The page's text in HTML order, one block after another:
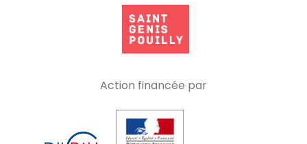
Action financée par